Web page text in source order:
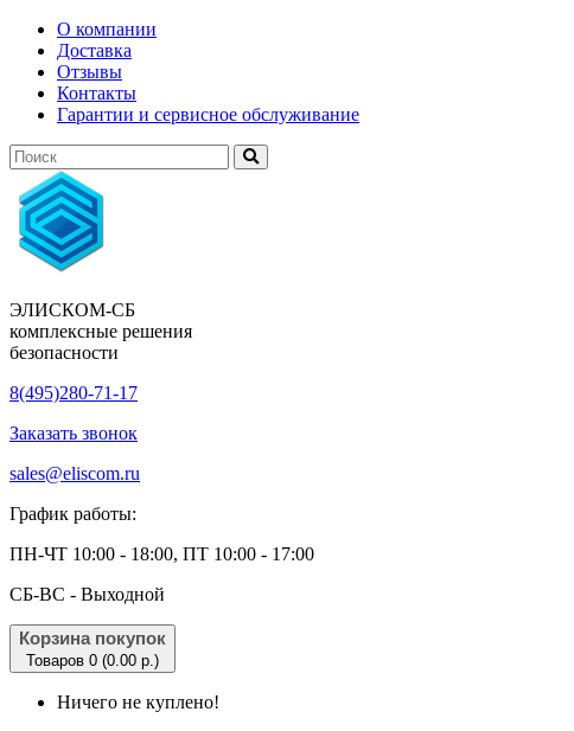
О компании
Доставка
Отзывы
Контакты
Гарантии и сервисное обслуживание
ЭЛИСКОМ-СБ
комплексные решения
безопасности
8(495)280-71-17
Заказать звонок
sales@eliscom.ru
График работы:
ПН-ЧТ 10:00 - 18:00, ПТ 10:00 - 17:00
CБ-ВС - Выходной
Корзина покупок
Товаров 0 (0.00 р.)
Ничего не куплено!